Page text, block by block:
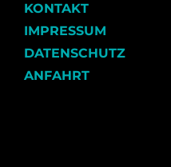
KONTAKT
IMPRESSUM
DATENSCHUTZ
ANFAHRT